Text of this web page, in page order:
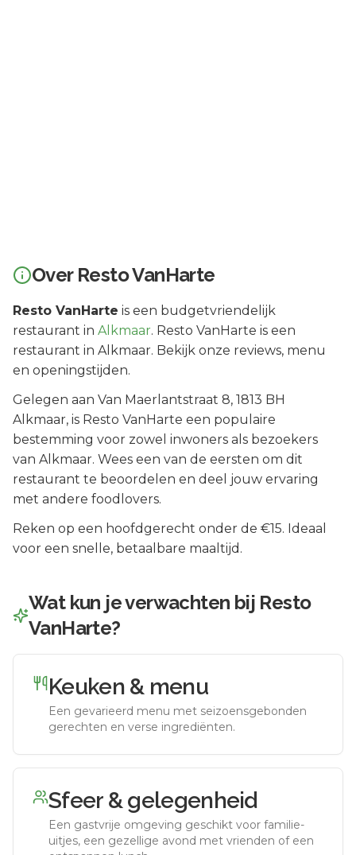
Over Resto VanHarte
Resto VanHarte is een budgetvriendelijk
restaurant in Alkmaar. Resto VanHarte is een
restaurant in Alkmaar. Bekijk onze reviews, menu
en openingstijden.
Gelegen aan Van Maerlantstraat 8, 1813 BH
Alkmaar, is Resto VanHarte een populaire
bestemming voor zowel inwoners als bezoekers
van Alkmaar. Wees een van de eersten om dit
restaurant te beoordelen en deel jouw ervaring
met andere foodlovers.
Reken op een hoofdgerecht onder de €15. Ideaal
voor een snelle, betaalbare maaltijd.
Wat kun je verwachten bij Resto
VanHarte?
Keuken & menu
Een gevarieerd menu met seizoensgebonden
gerechten en verse ingrediënten.
Sfeer & gelegenheid
Een gastvrije omgeving geschikt voor familie-
uitjes, een gezellige avond met vrienden of een